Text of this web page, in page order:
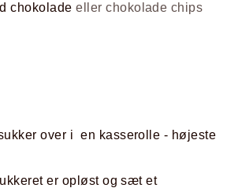
chokolade eller chokolade chips
over i en kasserolle - højeste
er opløst og sæt et